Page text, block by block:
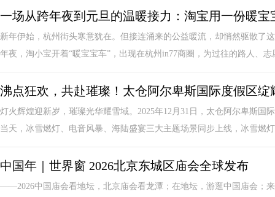
一场从跨年夜到元旦的温暖接力：淘宝用一份暖
新年伊始，杭州街头寒意犹在。但接连涌来的公益暖流，却悄然驱散
年夜，淘小宝开着“暖宝宝车”，出现在杭州in77商圈，为过往的路人、
沸点狂欢，共赴璀璨！太仓阿尔卑斯国际度假区绽
灯火辉煌迎新岁，璀璨光华耀雪域。2025年12月31日，太仓阿尔卑斯国
当天，冰雪燃灯、电音风暴、海陆盛宴三大主题场景同步上线，冰雪燃
中国年｜世界窗 2026北京东城区庙会全球发布
——2026中国庙会看地坛，北京庙会看龙潭；在地坛，游逛中国庙会；